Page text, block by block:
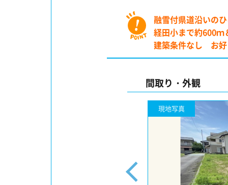
融雪付県道沿いの
経田小まで約600
建築条件なし お好
間取り・外観
現地写真